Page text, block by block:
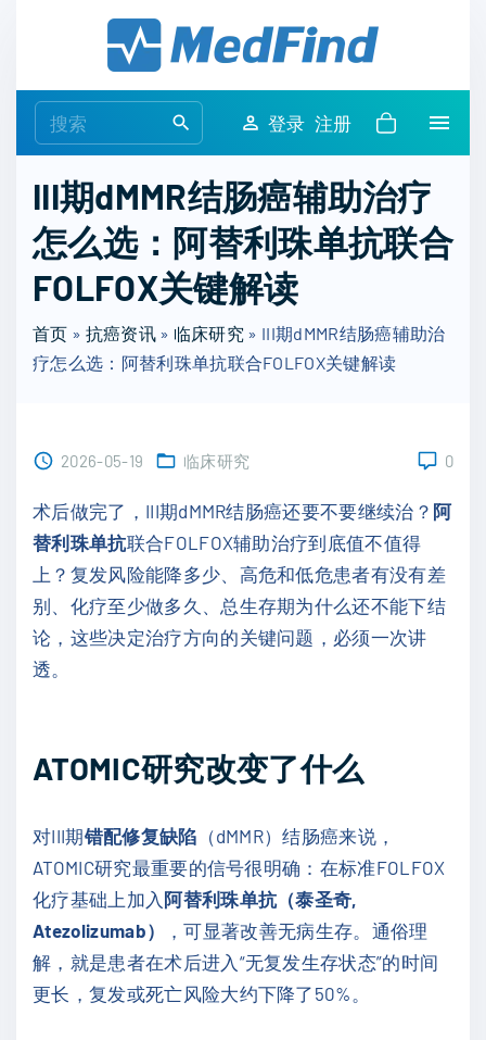
e
r
c
h
f
r
:
登录 注册
III期dMMR结肠癌辅助治疗
怎么选：阿替利珠单抗联合
FOLFOX关键解读
首页 » 抗癌资讯» 临床研究 » III期dMMR结肠癌辅助治
疗怎么选：阿替利珠单抗联合FOLFOX关键解读
2026-05-19 临床研究 0
术后做完了，III期dMMR结肠癌还要不要继续治？ 阿
替利珠单抗联合FOLFOX辅助治疗到底值不值得
上？复发风险能降多少、高危和低危患者有没有差
别、化疗至少做多久、总生存期为什么还不能下结
论，这些决定治疗方向的关键问题，必须一次讲
透。
ATOMIC研究改变了什么
对III期错配修复缺陷 （dMMR）结肠癌来说，
ATOMIC研究最重要的信号很明确：在标准FOLFOX
化疗基础上加入 阿替利珠单抗（泰圣奇,
Atezolizumab）
，可显著改善无病生存。通俗理
解，就是患者在术后进入“无复发生存状态”的时间
更长，复发或死亡风险大约下降了50%。